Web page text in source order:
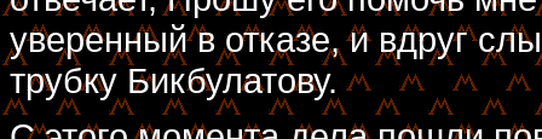
уверенный в отказе, и вдруг
трубку Бикбулатову.